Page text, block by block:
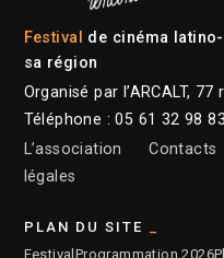
Festival de cinéma
sa région
Organisé par l’ARCALT,
Téléphone : 05 61 32 98 83
L’association
Contacts
légales
PLAN DU SITE
Festival Programmation 2026